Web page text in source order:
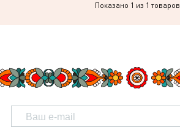
Показано 1 из 1 товаров